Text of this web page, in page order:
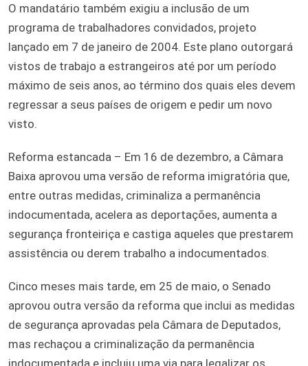
O mandatário também exigiu a inclusão de um
programa de trabalhadores convidados, projeto
lançado em 7 de janeiro de 2004. Este plano outorgará
vistos de trabajo a estrangeiros até por um período
máximo de seis anos, ao término dos quais eles devem
regressar a seus países de origem e pedir um novo
visto.
Reforma estancada – Em 16 de dezembro, a Câmara
Baixa aprovou uma versão de reforma imigratória que,
entre outras medidas, criminaliza a permanência
indocumentada, acelera as deportações, aumenta a
segurança fronteiriça e castiga aqueles que prestarem
assistência ou derem trabalho a indocumentados.
Cinco meses mais tarde, em 25 de maio, o Senado
aprovou outra versão da reforma que inclui as medidas
de segurança aprovadas pela Câmara de Deputados,
mas rechaçou a criminalização da permanência
indocumentada e incluiu uma via para legalizar os